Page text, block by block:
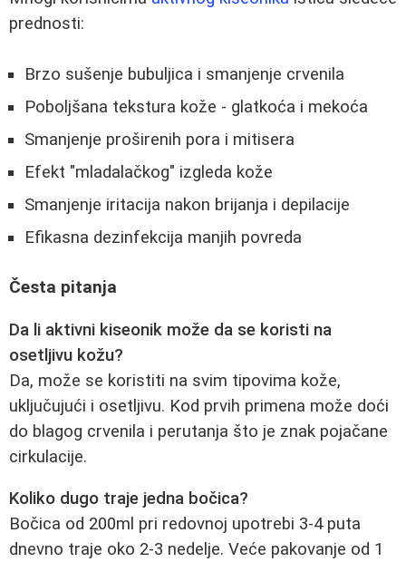
prednosti:
Brzo sušenje bubuljica i smanjenje crvenila
Poboljšana tekstura kože - glatkoća i mekoća
Smanjenje proširenih pora i mitisera
Efekt "mladalačkog" izgleda kože
Smanjenje iritacija nakon brijanja i depilacije
Efikasna dezinfekcija manjih povreda
Česta pitanja
Da li aktivni kiseonik može da se koristi na
osetljivu kožu?
Da, može se koristiti na svim tipovima kože,
uključujući i osetljivu. Kod prvih primena može doći
do blagog crvenila i perutanja što je znak pojačane
cirkulacije.
Koliko dugo traje jedna bočica?
Bočica od 200ml pri redovnoj upotrebi 3-4 puta
dnevno traje oko 2-3 nedelje. Veće pakovanje od 1